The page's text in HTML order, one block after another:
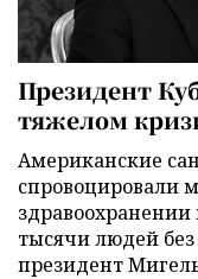
Президент
тяжелом
Американские
спровоцировали
здравоохранении
тысячи людей
президент